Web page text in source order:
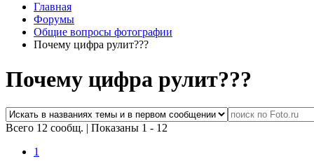
Главная
Форумы
Общие вопросы фотографии
Почему цифра рулит???
Почему цифра рулит???
Всего 12 сообщ. | Показаны 1 - 12
1